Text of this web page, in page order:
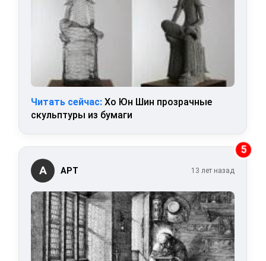
Читать сейчас: Хо Юн Шин прозрачные
скульптуры из бумаги
5
А АРТ 13 лет назад